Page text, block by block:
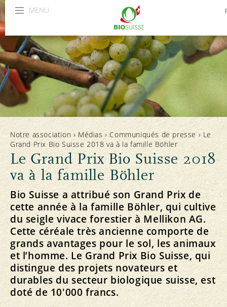
MENU
Notre association › Médias›Communiqués de presse › Le
Grand Prix Bio Suisse 2018 va à la famille Böhler
Le Grand Prix Bio Suisse 2018
va à la famille Böhler
Bio Suisse a attribué son Grand Prix de
cette année à la famille Böhler, qui cultive
du seigle vivace forestier à Mellikon AG.
Cette céréale très ancienne comporte de
grands avantages pour le sol, les animaux
et l’homme. Le Grand Prix Bio Suisse, qui
distingue des projets novateurs et
durables du secteur biologique suisse, est
doté de 10'000 francs.